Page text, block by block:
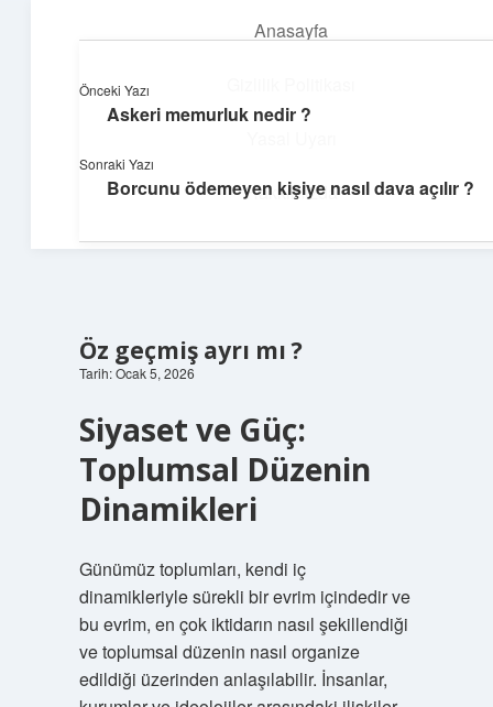
Anasayfa
Hakkımızda
Dijital dünyada keyifli bir macera!
Öz geçmiş ayrı mı ?
Tarih: Ocak 5, 2026
Siyaset ve Güç:
Toplumsal Düzenin
Dinamikleri
Günümüz toplumları, kendi iç
dinamikleriyle sürekli bir evrim içindedir ve
bu evrim, en çok iktidarın nasıl şekillendiği
ve toplumsal düzenin nasıl organize
edildiği üzerinden anlaşılabilir. İnsanlar,
Önceki Yazı
Askeri memurluk nedir ?
Sonraki Yazı
Borcunu ödemeyen kişiye nasıl dava açılır ?